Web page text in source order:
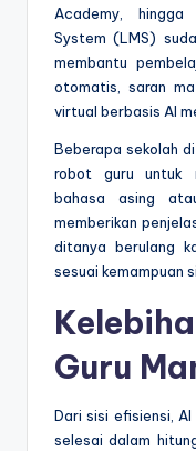
Academy, hingga
System (LMS)
membantu
otomatis, saran
virtual berbasis AI
Beberapa sekolah
robot guru untuk
bahasa asing
memberikan
ditanya berulang
sesuai kemampuan
Guru
Dari sisi efisiensi, AI
selesai dalam